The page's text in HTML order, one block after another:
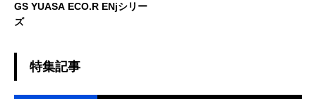
GS YUASA ECO.R ENjシリー
ズ
特集記事